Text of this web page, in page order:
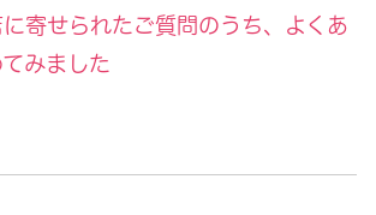
寄せられたご質問のうち、よくあ
みました